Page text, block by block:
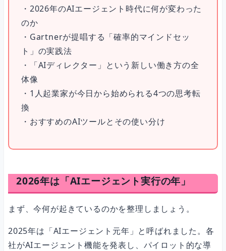
大企業の時間削減データ
個人起業家の場合のシミュレーション
おすすめのAIツールと使い分け
汎用AI（日常業務の中心）
業務自動化（ノーコード）
・2026年のAIエージェント時代に何が変わった
のか
・Gartnerが提唱する「確率的マインドセッ
ト」の実践法
・「AIディレクター」という新しい働き方の全
体像
・1人起業家が今日から始められる4つの思考転
換
・おすすめのAIツールとその使い分け
2026年は「AIエージェント実行の年」
まず、今何が起きているのかを整理しましょう。
2025年は「AIエージェント元年」と呼ばれました。各
社がAIエージェント機能を発表し、パイロット的な導